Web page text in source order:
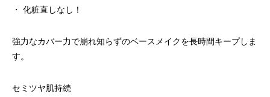
・ 化粧直しなし！
強力なカバー力で崩れ知らずのベースメイクを長時間キープしま
す。
セミツヤ肌持続